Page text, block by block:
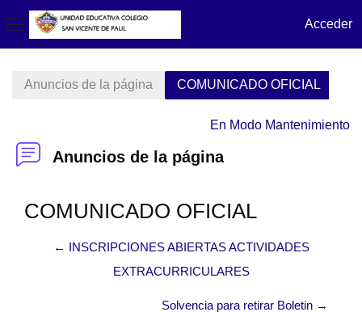
Panel lateral
Acceder
Anuncios de la página COMUNICADO OFICIAL
En Modo Mantenimiento
Anuncios de la página
COMUNICADO OFICIAL
← INSCRIPCIONES ABIERTAS ACTIVIDADES
EXTRACURRICULARES
Solvencia para retirar Boletin →